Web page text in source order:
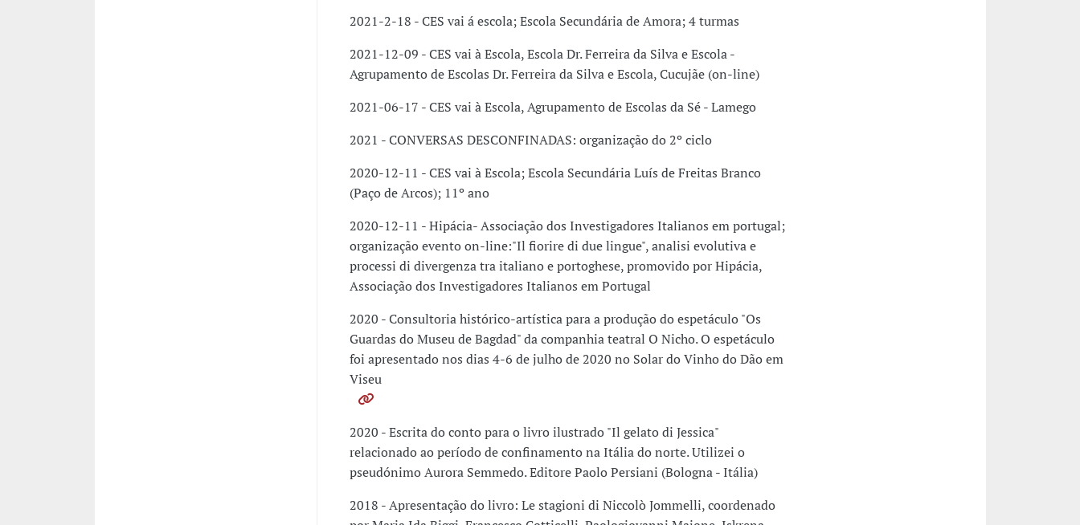
2021-2-18 - CES vai á escola; Escola Secundária de Amora; 4 turmas
2021-12-09 - CES vai à Escola, Escola Dr. Ferreira da Silva e Escola -
Agrupamento de Escolas Dr. Ferreira da Silva e Escola, Cucujãe (on-line)
2021-06-17 - CES vai à Escola, Agrupamento de Escolas da Sé - Lamego
2021 - CONVERSAS DESCONFINADAS: organização do 2º ciclo
2020-12-11 - CES vai à Escola; Escola Secundária Luís de Freitas Branco
(Paço de Arcos); 11º ano
2020-12-11 - Hipácia- Associação dos Investigadores Italianos em portugal;
organização evento on-line:"Il fiorire di due lingue", analisi evolutiva e
processi di divergenza tra italiano e portoghese, promovido por Hipácia,
Associação dos Investigadores Italianos em Portugal
2020 - Consultoria histórico-artística para a produção do espetáculo "Os
Guardas do Museu de Bagdad" da companhia teatral O Nicho. O espetáculo
foi apresentado nos dias 4-6 de julho de 2020 no Solar do Vinho do Dão em
Viseu
2020 - Escrita do conto para o livro ilustrado "Il gelato di Jessica"
relacionado ao período de confinamento na Itália do norte. Utilizei o
pseudónimo Aurora Semmedo. Editore Paolo Persiani (Bologna - Itália)
2018 - Apresentação do livro: Le stagioni di Niccolò Jommelli, coordenado